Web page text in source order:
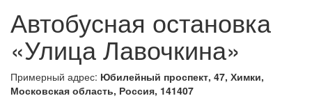
Автобусная остановка
«Улица Лавочкина»
Примерный адрес: Юбилейный проспект, 47, Химки,
Московская область, Россия, 141407